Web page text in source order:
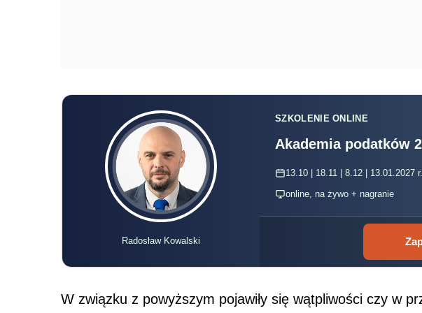
Radosław Kowalski
SZKOLENIE ONLINE
Akademia podatków
13.10 | 18.11 | 8.12 | 13.01.2027
online, na żywo + nagranie
W związku z powyższym pojawiły się wątpliwości czy w